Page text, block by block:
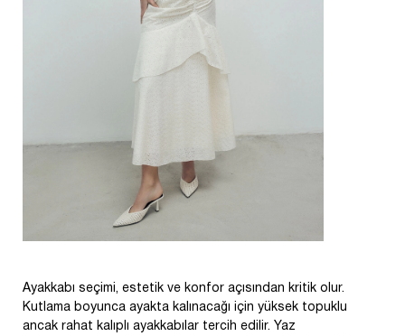
Ayakkabı seçimi, estetik ve konfor açısından kritik olur.
Kutlama boyunca ayakta kalınacağı için yüksek topuklu
ancak rahat kalıplı ayakkabılar tercih edilir. Yaz